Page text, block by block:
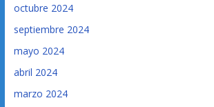
octubre 2024
septiembre 2024
mayo 2024
abril 2024
marzo 2024